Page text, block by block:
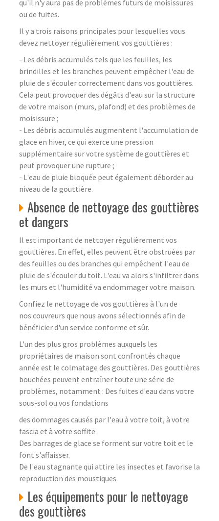
qu'il n'y aura pas de problèmes futurs de moisissures
ou de fuites.
Il y a trois raisons principales pour lesquelles vous
devez nettoyer régulièrement vos gouttières :
- Les débris accumulés tels que les feuilles, les
brindilles et les branches peuvent empêcher l'eau de
pluie de s'écouler correctement dans vos gouttières.
Cela peut provoquer des dégâts d'eau sur la structure
de votre maison (murs, plafond) et des problèmes de
moisissure ;
- Les débris accumulés augmentent l'accumulation de
glace en hiver, ce qui exerce une pression
supplémentaire sur votre système de gouttières et
peut provoquer une rupture ;
- L'eau de pluie bloquée peut également déborder au
niveau de la gouttière.
Absence de nettoyage des gouttières
et dangers
Il est important de nettoyer régulièrement vos
gouttières. En effet, elles peuvent être obstruées par
des feuilles ou des branches qui empêchent l'eau de
pluie de s'écouler du toit. L'eau va alors s'infiltrer dans
les murs et l'humidité va endommager votre maison.
Confiez le nettoyage de vos gouttières à l'un de
nos couvreurs que nous avons sélectionnés afin de
bénéficier d'un service conforme et sûr.
L'un des plus gros problèmes auxquels les
propriétaires de maison sont confrontés chaque
année est le colmatage des gouttières. Des gouttières
bouchées peuvent entraîner toute une série de
problèmes, notamment : Des fuites d'eau dans votre
sous-sol ou vos fondations
des dommages causés par l'eau à votre toit, à votre
fascia et à votre soffite
Des barrages de glace se forment sur votre toit et le
font s'affaisser.
De l'eau stagnante qui attire les insectes et favorise la
reproduction des moustiques.
Les équipements pour le nettoyage
des gouttières